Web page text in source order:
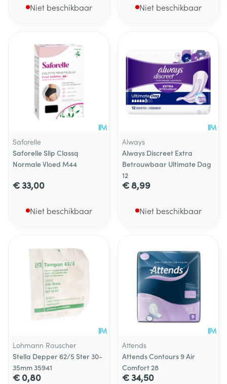
Niet beschikbaar Niet beschikbaar
Saforelle
Saforelle Slip Classq
Normale Vloed M44
€ 33,00
Niet beschikbaar
Always
Always Discreet Extra
Betrouwbaar Ultimate Dag
12
€ 8,99
Niet beschikbaar
Lohmann Rauscher
Stella Depper 62/5 Ster 30-
35mm 35941
€ 0,80
Attends
Attends Contours 9 Air
Comfort 28
€ 34,50